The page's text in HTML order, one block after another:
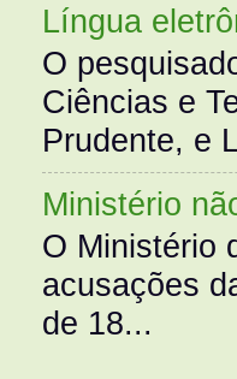
Língua
O
Ciências e
Prudente, e
Ministério
O Ministério
acusações
de 18...